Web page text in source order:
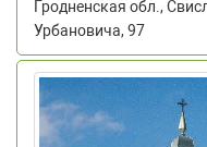
Гродненская обл.,
Урбановича, 97